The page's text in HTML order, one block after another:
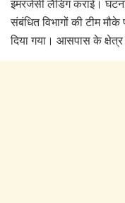
इमरजेंसी लैंडिंग कराई।
संबंधित विभागों की टीम
दिया गया। आसपास के क्षेत्र